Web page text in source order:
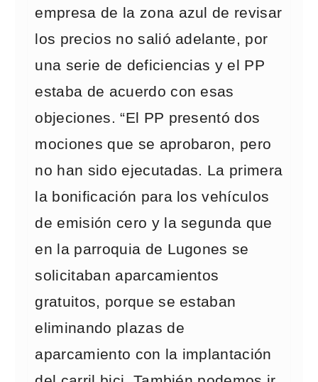
empresa de la zona azul de revisar
los precios no salió adelante, por
una serie de deficiencias y el PP
estaba de acuerdo con esas
objeciones. “El PP presentó dos
mociones que se aprobaron, pero
no han sido ejecutadas. La primera
la bonificación para los vehículos
de emisión cero y la segunda que
en la parroquia de Lugones se
solicitaban aparcamientos
gratuitos, porque se estaban
eliminando plazas de
aparcamiento con la implantación